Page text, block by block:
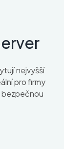
nejvyšší
pro firmy
bezpečnou